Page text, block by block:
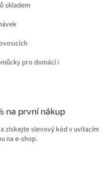
skladem
pro domácí i
na první nákup
získejte slevový kód v uvítacím
na e-shop.